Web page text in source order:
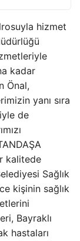
hizmet
kadar
Önal,
yanı sıra
de
kalitede
Sağlık
kişinin sağlık
Bayraklı
hastaları